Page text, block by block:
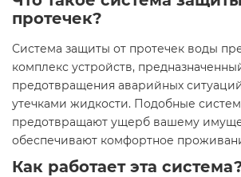
протечек?
Система защиты от протечек воды
комплекс устройств,
предотвращения аварийных
утечками жидкости. Подобные
предотвращают ущерб вашему
обеспечивают комфортное
Как работает эта